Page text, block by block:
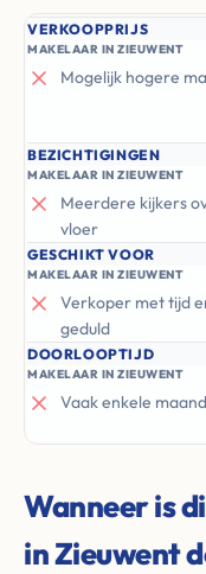
VERKOOPPRIJS
MAKELAAR IN ZIEUWENT
Mogelijk hogere
BEZICHTIGINGEN
MAKELAAR IN ZIEUWENT
Meerdere kijkers
vloer
GESCHIKT VOOR
MAKELAAR IN ZIEUWENT
Verkoper met tijd
geduld
DOORLOOPTIJD
MAKELAAR IN ZIEUWENT
Vaak enkele
Wanneer is
in Zieuwent